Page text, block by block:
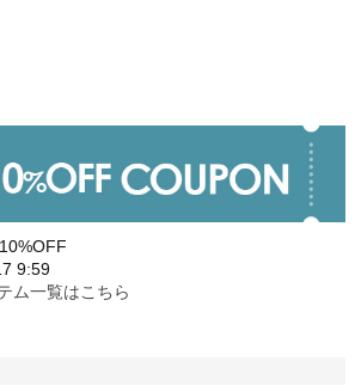
9:59
ム一覧はこちら